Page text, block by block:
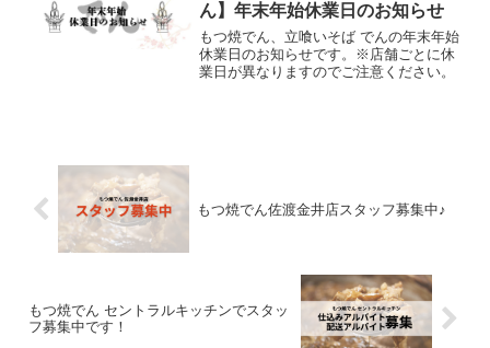
ん】年末年始休業日のお知らせ
もつ焼でん、立喰いそば でんの年末年始
休業日のお知らせです。※店舗ごとに休
業日が異なりますのでご注意ください。
もつ焼でん佐渡金井店スタッフ募集中♪
もつ焼でん セントラルキッチンでスタッ
フ募集中です！